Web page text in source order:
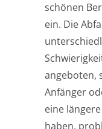
schönen
ein. Die
angeboten,
Anfänger
eine
haben,